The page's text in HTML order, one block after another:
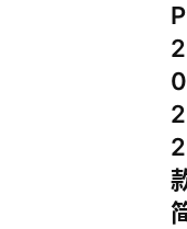
P
2
0
2
2